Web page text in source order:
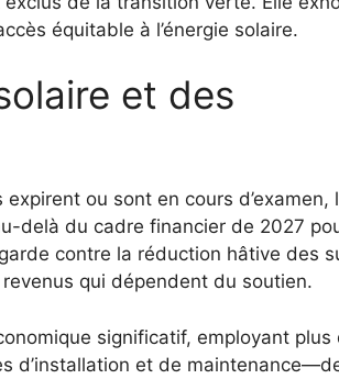
équitable à l’énergie solaire.
et des
ou sont en cours d’examen,
delà du cadre financier de 2027
contre la réduction hâtive des
qui dépendent du soutien.
significatif, employant
d’installation et de